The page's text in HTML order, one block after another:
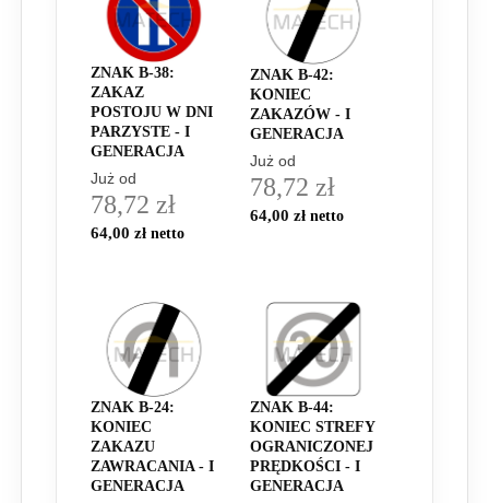
ZNAK B-38:
ZAKAZ
POSTOJU W DNI
PARZYSTE - I
GENERACJA
Już od
78,72 zł
64,00 zł
ZNAK B-42:
KONIEC
ZAKAZÓW - I
GENERACJA
Już od
78,72 zł
64,00 zł
ZNAK B-24:
KONIEC
ZAKAZU
ZAWRACANIA - I
GENERACJA
ZNAK B-44:
KONIEC STREFY
OGRANICZONEJ
PRĘDKOŚCI - I
GENERACJA